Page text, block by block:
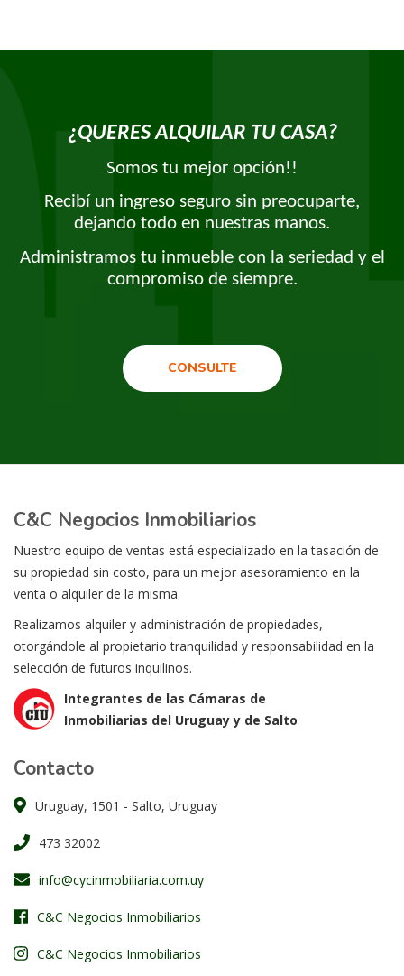
¿QUERES ALQUILAR TU CASA?
Somos tu mejor opción!!
Recibí un ingreso seguro sin preocuparte,
dejando todo en nuestras manos.
Administramos tu inmueble con la seriedad y el
compromiso de siempre.
CONSULTE
C&C Negocios Inmobiliarios
Nuestro equipo de ventas está especializado en la tasación de
su propiedad sin costo, para un mejor asesoramiento en la
venta o alquiler de la misma.
Realizamos alquiler y administración de propiedades,
otorgándole al propietario tranquilidad y responsabilidad en la
selección de futuros inquilinos.
Integrantes de las Cámaras de
Inmobiliarias del Uruguay y de Salto
Contacto
Uruguay, 1501 - Salto, Uruguay
473 32002
info@cycinmobiliaria.com.uy
C&C Negocios Inmobiliarios
C&C Negocios Inmobiliarios